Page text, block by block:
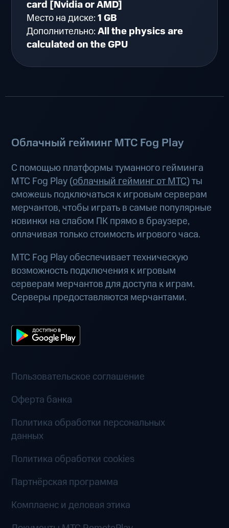
card [Nvidia or AMD]
Место на диске:1 GB
Дополнительно:All the physics are
calculated on the GPU
Облачный гейминг МТС Fog Play
С помощью платформы туманного гейминга
МТС Fog Play (облачный гейминг от МТС) ты
сможешь подключаться к игровым серверам
мерчантов, чтобы играть в самые популярные
новинки на слабом ПК прямо в браузере,
оплачивая только стоимость игрового часа.
МТС Fog Play обеспечивает техническую
возможность подключения к игровым
серверам мерчантов для доступа к играм.
Серверы предоставляются мерчантами.
Пользовательское соглашение
Оферта банка
Политика обработки персональных
данных
Политика обработки cookies
Партнёрская программа
Комплаенс и деловая этика